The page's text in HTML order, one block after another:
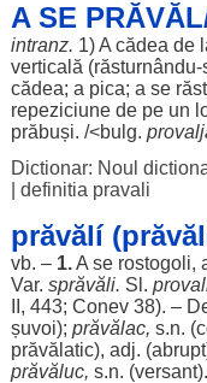
A SE
intranz. 1) A cădea de
verticală (răsturnându-
cădea; a pica; a se
repeziciunede pe un
prăbuși. /<bulg.
Dictionar: Noul
definitia pravali
prăvălí
vb. – 1.A se rostogoli,
Var. sprăvăli. Sl.
II, 443; Conev 38). –
șuvoi); prăvălac, s.n. (
prăvălatic), adj. (abrupt
prăvăluc, s.n. (versant).